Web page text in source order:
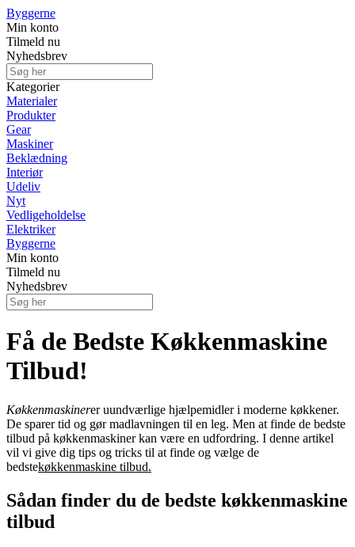
Byggerne
Min konto
Tilmeld nu
Nyhedsbrev
Kategorier
Materialer
Produkter
Gear
Maskiner
Beklædning
Interiør
Udeliv
Nyt
Vedligeholdelse
Elektriker
Byggerne
Min konto
Tilmeld nu
Nyhedsbrev
Få de Bedste Køkkenmaskine
Tilbud!
Køkkenmaskinerer uundværlige hjælpemidler i moderne køkkener.
De sparer tid og gør madlavningen til en leg. Men at finde de bedste
tilbud på køkkenmaskiner kan være en udfordring. I denne artikel
vil vi give dig tips og tricks til at finde og vælge de
bedstekøkkenmaskine tilbud.
Sådan finder du de bedste køkkenmaskine
tilbud